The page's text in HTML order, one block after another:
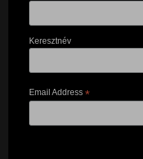
Keresztnév
Email Address *